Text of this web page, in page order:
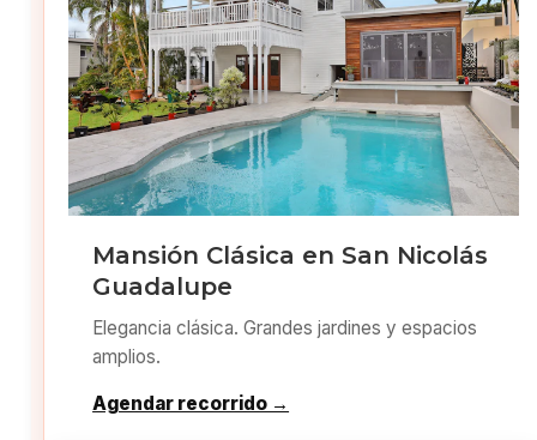
Mansión Clásica en San Nicolás
Guadalupe
Elegancia clásica. Grandes jardines y espacios
amplios.
Agendar recorrido →